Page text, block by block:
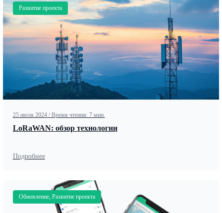
Развитие проекта
25 июля 2024 / Время чтения: 7 мин.
LoRaWAN: обзор технологии
Подробнее
Обновление, Развитие проекта